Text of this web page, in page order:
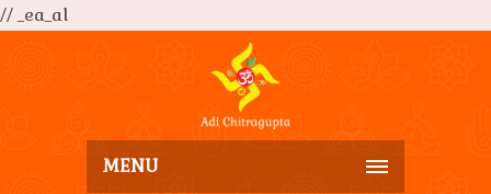
// _ea_al
MENU